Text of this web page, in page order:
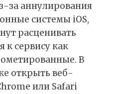
за аннулирования
системы iOS,
расценивать
сервису как
В
открыть веб-
или Safari